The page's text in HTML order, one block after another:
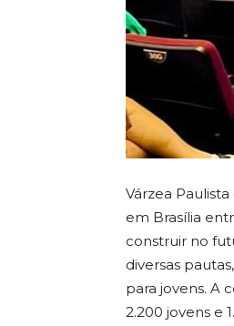
Várzea
em Brasília
construir no
diversas
para jovens. A
2.200 jovens e